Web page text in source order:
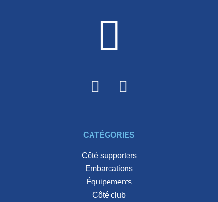
CATÉGORIES
côté supporters
embarcations
équipements
côté club